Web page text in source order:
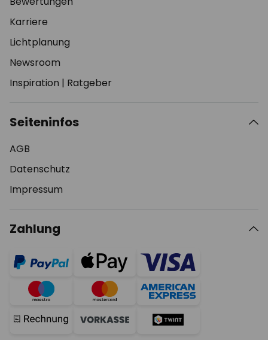
Karriere
Lichtplanung
Newsroom
Inspiration | Ratgeber
Seiteninfos
AGB
Datenschutz
Impressum
Zahlung